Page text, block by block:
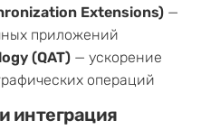
Extensions) —
приложений
(QAT) — ускорение
операций
интеграция